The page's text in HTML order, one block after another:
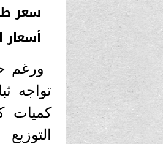
سعر
أسعار
ورغم
تواجه
كميات